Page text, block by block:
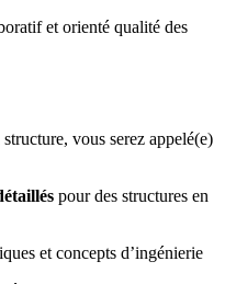
et orienté qualité des
vous serez appelé(e)
pour des structures en
et concepts d’ingénierie